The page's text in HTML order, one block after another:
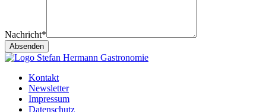
Nachricht*
Absenden
Kontakt
Newsletter
Impressum
Datenschutz